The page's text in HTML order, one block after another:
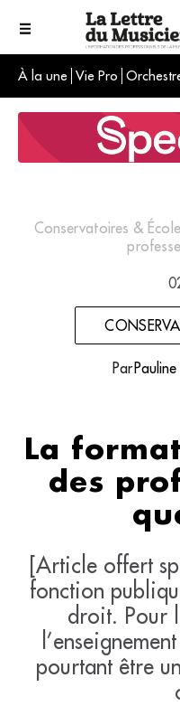
À la une Vie Pro
Le
Conservatoires &
Par
La
des
[Article offert
fonction
droit. Pour
pourtant être